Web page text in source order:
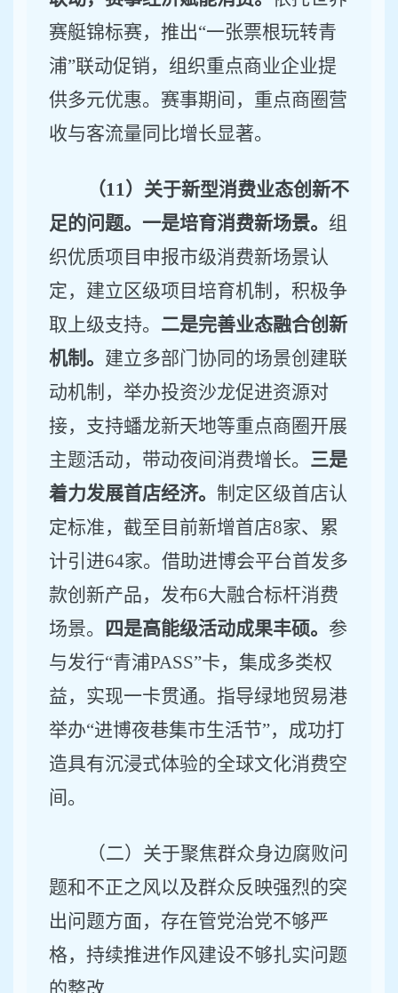
赛艇锦标赛，推出“一张票根玩转青
浦”联动促销，组织重点商业企业提
供多元优惠。赛事期间 ， 重点商圈营
收与客流量同比增长显著。
（11）关于新型消费业态创新不
足的问题。一是培育消费新场景。 组
织优质项目申报市级消费新场景认
定，建立区级项目培育机制，积极争
取上级支持。 二是完善业态融合创新
机制。 建立多部门协同的场景创建联
动机制，举办投资沙龙促进资源对
接，支持蟠龙新天地等重点商圈开展
主题活动，带动夜间消费增长。 三是
着力发展首店经济。 制定区级首店认
定标准， 截至目前新增首店8家、 累
计引进64家。借助进博会平台首发多
款创新产品，发布6大融合标杆消费
场景。
四是高能级活动成果丰硕。 参
与发行“青浦PASS”卡，集成多类权
益，实现一卡贯通。 指导绿地贸易港
举办“进博夜巷集市生活节”，成功打
造具有沉浸式体验的全球文化消费空
间。
（二）关于聚焦群众身边腐败问
题和不正之风以及群众反映强烈的突
出问题方面，存在管党治党不够严
格，持续推进作风建设不够扎实问题